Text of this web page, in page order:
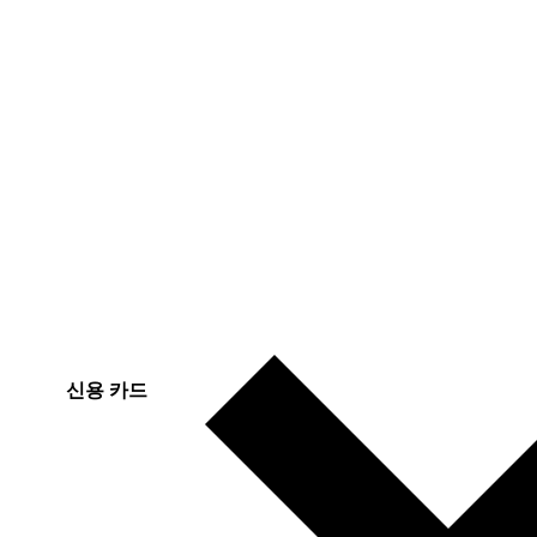
신용 카드